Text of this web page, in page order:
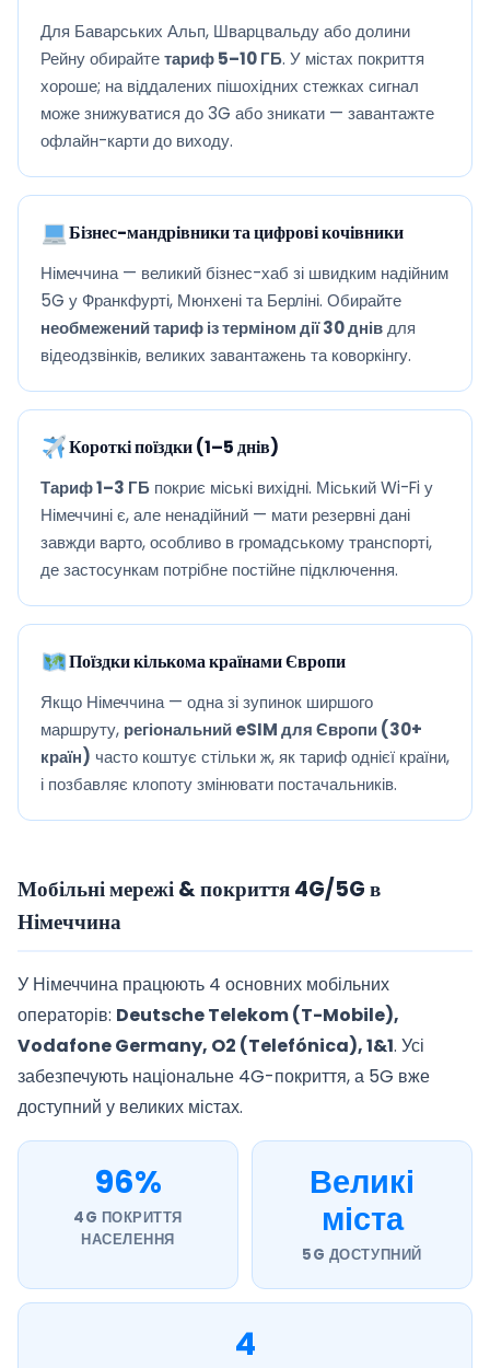
Для Баварських Альп, Шварцвальду або долини
Рейну обирайтетариф 5–10 ГБ. У містах покриття
хороше; на віддалених пішохідних стежках сигнал
може знижуватися до 3G або зникати — завантажте
офлайн-карти до виходу.
Бізнес-мандрівники та цифрові кочівники
Німеччина — великий бізнес-хаб зі швидким надійним
5G у Франкфурті, Мюнхені та Берліні. Обирайте
необмежений тариф із терміном дії 30 днівдля
відеодзвінків, великих завантажень та коворкінгу.
Короткі поїздки (1–5 днів)
Тариф 1–3 ГБ покриє міські вихідні. Міський Wi-Fi у
Німеччині є, але ненадійний — мати резервні дані
завжди варто, особливо в громадському транспорті,
де застосункам потрібне постійне підключення.
Поїздки кількома країнами Європи
Якщо Німеччина — одна зі зупинок ширшого
маршруту, регіональний eSIM для Європи (30+
країн) часто коштує стільки ж, як тариф однієї країни,
і позбавляє клопоту змінювати постачальників.
Мобільні мережі & покриття 4G/5G в
Німеччина
У Німеччина працюють 4 основних мобільних
операторів: Deutsche Telekom (T-Mobile),
Vodafone Germany, O2 (Telefónica), 1&1. Усі
забезпечують національне 4G-покриття, а 5G вже
доступний у великих містах.
96%
4G ПОКРИТТЯ
НАСЕЛЕННЯ
Великі
міста
5G ДОСТУПНИЙ
4